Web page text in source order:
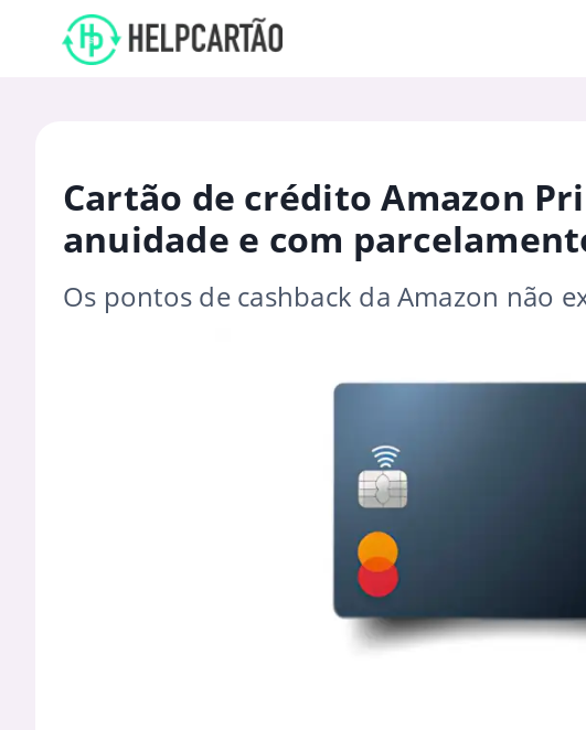
Cartão de crédito Amazon
anuidade e com
Os pontos de cashback da Amazon não